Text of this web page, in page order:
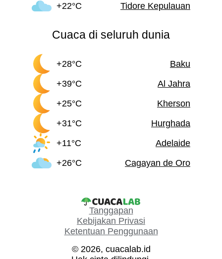
+22°C
Tidore Kepulauan
Cuaca di seluruh dunia
+28°C
Baku
+39°C
Al Jahra
+25°C
Kherson
+31°C
Hurghada
+11°C
Adelaide
+26°C
Cagayan de Oro
Tanggapan
Kebijakan Privasi
Ketentuan Penggunaan
© 2026, cuacalab.id